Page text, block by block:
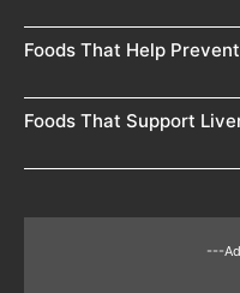
Foods That Help
Foods That Support
---